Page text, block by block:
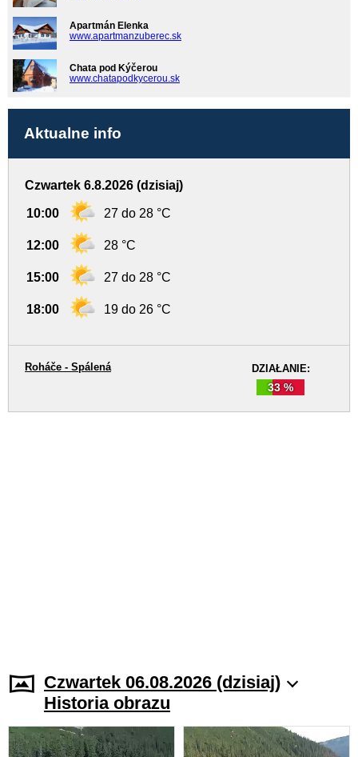
Apartmán Elenka
www.apartmanzuberec.sk
Chata pod Kýčerou
www.chatapodkycerou.sk
Aktualne info
Czwartek 6.8.2026 (dzisiaj)
10:00 27 do 28 °C
12:00 28 °C
15:00 27 do 28 °C
18:00 19 do 26 °C
DZIAŁANIE:
33 %
Roháče - Spálená
Czwartek 06.08.2026 (dzisiaj)
Historia obrazu